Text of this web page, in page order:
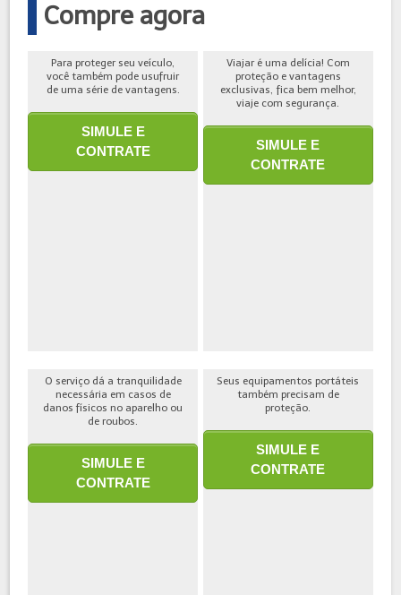
Compre agora
Para proteger seu veículo,
você também pode usufruir
de uma série de vantagens.
SIMULE E
CONTRATE
Viajar é uma delícia! Com
proteção e vantagens
exclusivas, fica bem melhor,
viaje com segurança.
SIMULE E
CONTRATE
O serviço dá a tranquilidade
necessária em casos de
danos físicos no aparelho ou
de roubos.
SIMULE E
CONTRATE
Seus equipamentos portáteis
também precisam de
proteção.
SIMULE E
CONTRATE